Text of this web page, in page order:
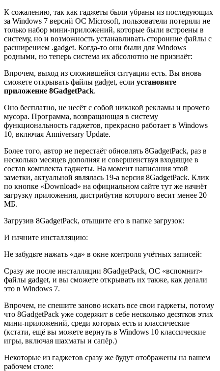
К сожалению, так как гаджеты были убраны из последующих
за Windows 7 версий ОС Microsoft, пользователи потеряли не
только набор мини-приложений, которые были встроены в
систему, но и возможность устанавливать сторонние файлы с
расширением .gadget. Когда-то они были для Windows
родными, но теперь система их абсолютно не признаёт:
Впрочем, выход из сложившейся ситуации есть. Вы вновь
сможете открывать файлы gadget, если установите
приложение 8GadgetPack.
Оно бесплатно, не несёт с собой никакой рекламы и прочего
мусора. Программа, возвращающая в систему
функциональность гаджетов, прекрасно работает в Windows
10, включая Anniversary Update.
Более того, автор не перестаёт обновлять 8GadgetPack, раз в
несколько месяцев дополняя и совершенствуя входящие в
состав комплекта гаджеты. На момент написания этой
заметки, актуальной являлась 19-а версия 8GadgetPack. Клик
по кнопке «Download» на официальном сайте тут же начнёт
загрузку приложения, дистрибутив которого весит менее 20
МБ.
Загрузив 8GadgetPack, отыщите его в папке загрузок:
И начните инсталляцию:
Не забудьте нажать «да» в окне контроля учётных записей:
Сразу же после инсталляции 8GadgetPack, ОС «вспомнит»
файлы gadget, и вы сможете открывать их также, как делали
это в Windows 7.
Впрочем, не спешите заново искать все свои гаджеты, потому
что 8GadgetPack уже содержит в себе несколько десятков этих
мини-приложений, среди которых есть и классические
(кстати, ещё вы можете вернуть в Windows 10 классические
игры, включая шахматы и сапёр.)
Некоторые из гаджетов сразу же будут отображены на вашем
рабочем столе: